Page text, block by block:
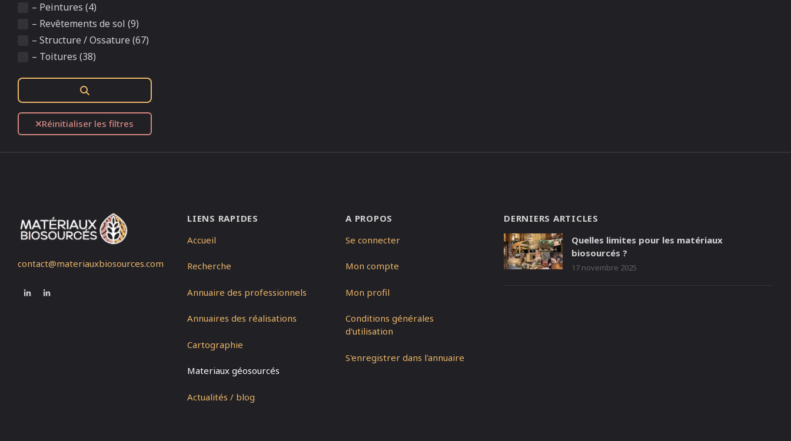
– Peintures (4)
– Revêtements de sol (9)
– Structure / Ossature (67)
– Toitures (38)
Réinitialiser les filtres
contact@materiauxbiosources.com
LIENS RAPIDES
Accueil
Recherche
Annuaire des professionnels
Annuaires des réalisations
Cartographie
Materiaux géosourcés
Actualités / blog
A PROPOS
Se connecter
Mon compte
Mon profil
Conditions générales
d'utilisation
S'enregistrer dans l'annuaire
DERNIERS ARTICLES
Quelles limites pour les matériaux
biosourcés ?
17 novembre 2025